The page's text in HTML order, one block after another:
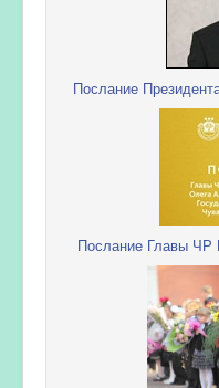
Послание
Послание Главы ЧР